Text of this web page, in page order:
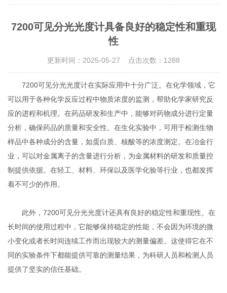
7200可见分光光度计具备良好的稳定性和重现
性
更新时间：2025-05-27 点击次数：1288
7200可见分光光度计在实际应用中十分广泛。在化学领域，它
可以用于各种化学反应过程中物质浓度的监测，帮助化学家研究反
应的进程和机理。在药品研发和生产中，能够对药物成分进行定量
分析，确保药品的质量和安全性。在生化实验中，可用于检测生物
样品中各种成分的含量，如蛋白质、核酸等的浓度测定。在冶金行
业，可以对金属离子的含量进行分析，为金属材料的研发和质量控
制提供依据。在轻工、材料、环保以及医学化验等行业，也都发挥
着不可少的作用。
此外，7200可见分光光度计还具有良好的稳定性和重现性。在
长时间的使用过程中，它能够保持稳定的性能，不会因为环境的微
小变化或者长时间连续工作而出现较大的测量偏差。这使得它在不
同的实验条件下都能提供可靠的测量结果，为科研人员和检测人员
提供了坚实的信任基础。